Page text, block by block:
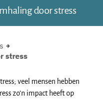
door stress
stress
veel mensen hebben
zo’n impact heeft op